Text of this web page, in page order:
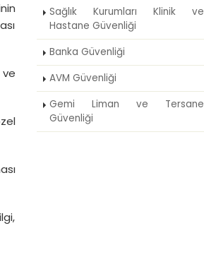
Sağlık Kurumları Klinik ve
Hastane Güvenliği
Banka Güvenliği
AVM Güvenliği
Gemi Liman ve Tersane
Güvenliği